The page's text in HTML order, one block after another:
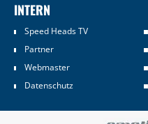
INTERN
Speed Heads TV
Partner
Webmaster
Datenschutz